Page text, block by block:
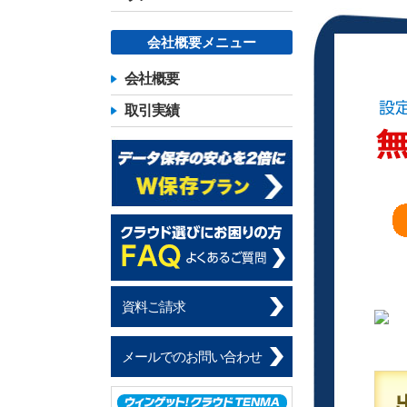
会社概要メニュー
会社概要
取引実績
資料ご請求
メールでのお問い合わせ